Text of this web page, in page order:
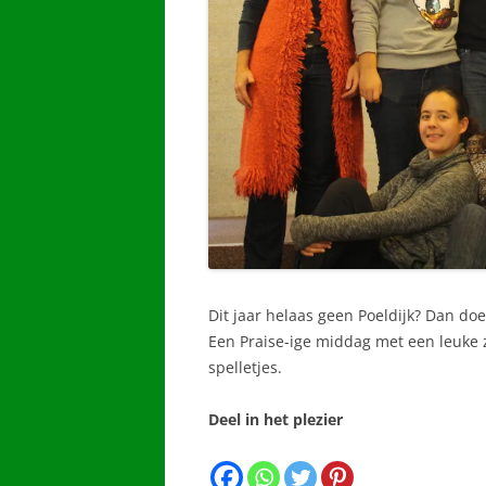
Dit jaar helaas geen Poeldijk? Dan
Een Praise-ige middag met een
spelletjes.
Deel in het plezier